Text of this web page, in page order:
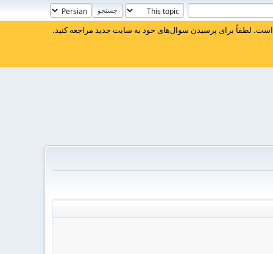
لطفاً برای پرسیدن سوال‌های خود به سایت جدید مراجعه کنید.